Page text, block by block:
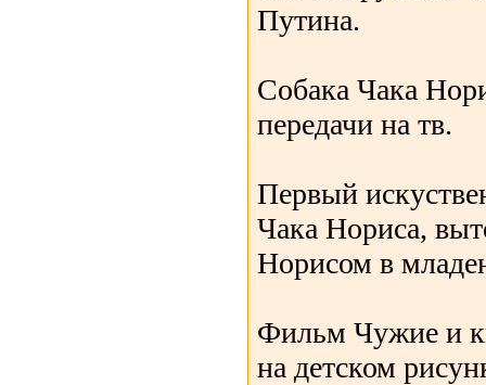
Путина.
Собака Чака
передачи на тв.
Первый
Чака Нориса,
Норисом в
Фильм Чужие и
на детском